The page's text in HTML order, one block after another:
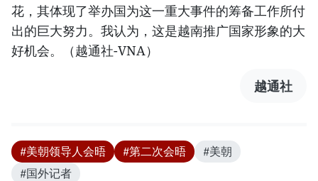
花，其体现了举办国为这一重大事件的筹备工作所付
出的巨大努力。我认为，这是越南推广国家形象的大
好机会。（越通社-VNA）
越通社
#美朝领导人会晤 #第二次会晤
#美朝
#国外记者